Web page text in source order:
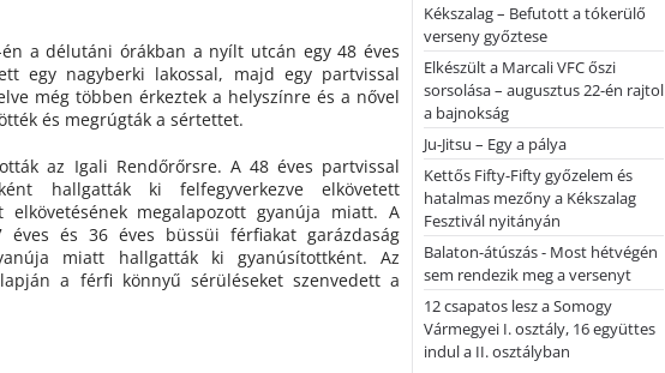
a délutáni órákban a nyílt utcán egy 48 éves
egy nagyberki lakossal, majd egy partvissal
még többen érkeztek a helyszínre és a nővel
és megrúgták a sértettet.
az Igali Rendőrőrsre. A 48 éves partvissal
hallgatták ki felfegyverkezve elkövetett
elkövetésének megalapozott gyanúja miatt. A
éves és 36 éves büssüi férfiakat garázdaság
miatt hallgatták ki gyanúsítottként. Az
a férfi könnyű sérüléseket szenvedett a
Kékszalag – Befutott a tókerülő
verseny győztese
Elkészült a Marcali VFC őszi
sorsolása – augusztus 22-én rajtol
a bajnokság
Ju-Jitsu – Egy a pálya
Kettős Fifty-Fifty győzelem és
hatalmas mezőny a Kékszalag
Fesztivál nyitányán
Balaton-átúszás - Most hétvégén
sem rendezik meg a versenyt
12 csapatos lesz a Somogy
Vármegyei I. osztály, 16 együttes
indul a II. osztályban